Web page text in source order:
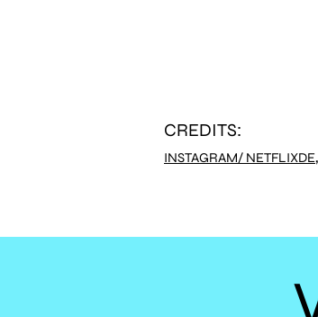
CREDITS:
INSTAGRAM/ NETFLIXDE,